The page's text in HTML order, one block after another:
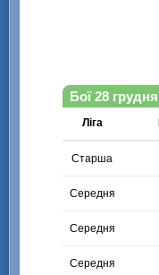
Бої 28 грудня
Ліга
Старша
Середня
Середня
Середня